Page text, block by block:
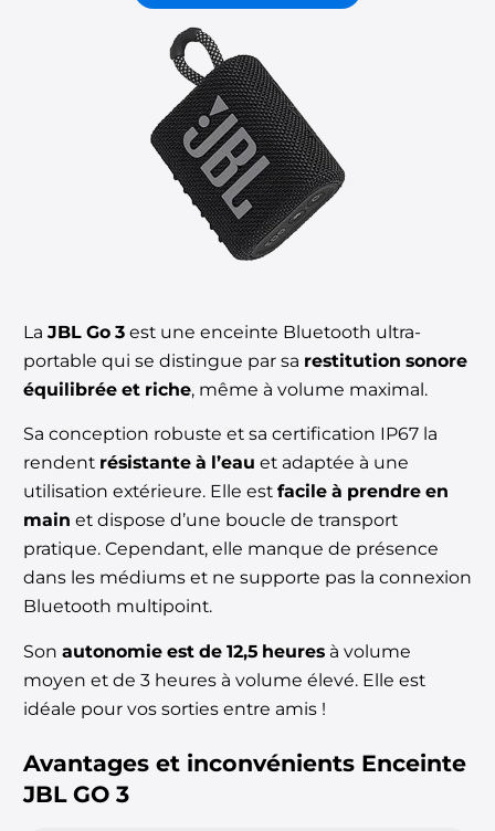
La JBL Go 3 est une enceinte Bluetooth ultra-
portable qui se distingue par sa restitution sonore
équilibrée et riche, même à volume maximal.
Sa conception robuste et sa certification IP67 la
rendent résistante à l’eau et adaptée à une
utilisation extérieure. Elle est facile à prendre en
main et dispose d’une boucle de transport
pratique. Cependant, elle manque de présence
dans les médiums et ne supporte pas la connexion
Bluetooth multipoint.
Son autonomie est de 12,5 heures à volume
moyen et de 3 heures à volume élevé. Elle est
idéale pour vos sorties entre amis !
Avantages et inconvénients Enceinte
JBL GO 3